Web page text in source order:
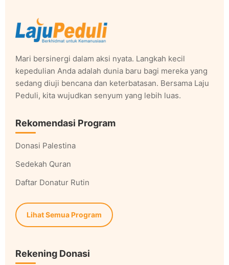
Mari bersinergi dalam aksi nyata. Langkah kecil
kepedulian Anda adalah dunia baru bagi mereka yang
sedang diuji bencana dan keterbatasan. Bersama Laju
Peduli, kita wujudkan senyum yang lebih luas.
Rekomendasi Program
Donasi Palestina
Sedekah Quran
Daftar Donatur Rutin
Lihat Semua Program
Rekening Donasi